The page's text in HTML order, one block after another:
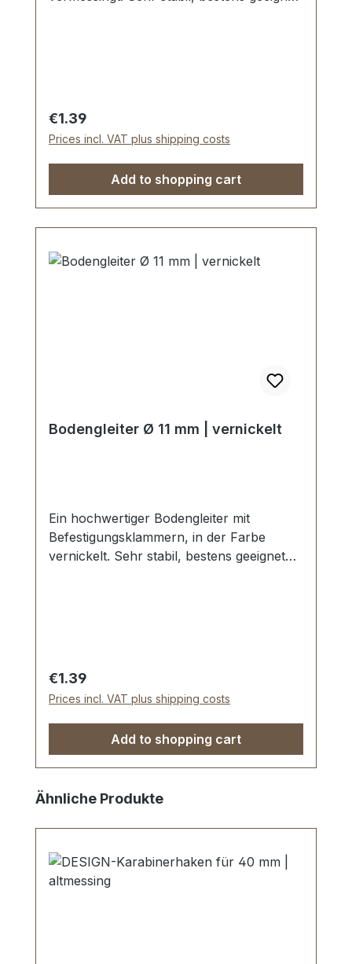
Regular price:
€1.39
Prices incl. VAT plus shipping costs
Add to shopping cart
Bodengleiter Ø 11 mm | vernickelt
Ein hochwertiger Bodengleiter mit
Befestigungsklammern, in der Farbe
vernickelt. Sehr stabil, bestens geeignet
Regular price:
€1.39
Prices incl. VAT plus shipping costs
Add to shopping cart
Skip product gallery
Ähnliche Produkte